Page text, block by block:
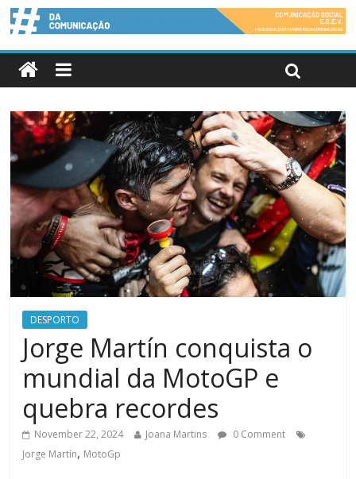
DESPORTO
Jorge Martín conquista o
mundial da MotoGP e
quebra recordes
November 22, 2024 Joana Martins
0 Comment
Jorge Martín, MotoGp